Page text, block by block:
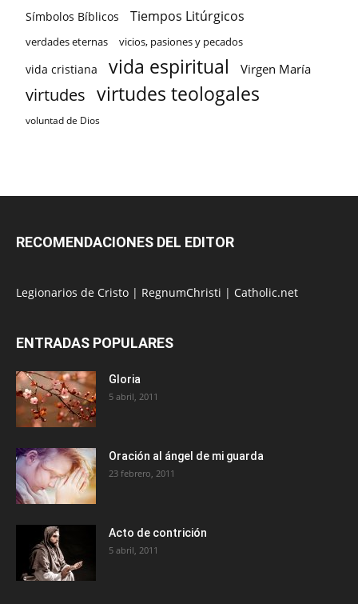
Símbolos Bíblicos Tiempos Litúrgicos
verdades eternas vicios, pasiones y pecados
vida cristiana vida espiritual Virgen María
virtudes virtudes teologales
voluntad de Dios
RECOMENDACIONES DEL EDITOR
Legionarios de Cristo | RegnumChristi | Catholic.net
ENTRADAS POPULARES
Gloria
5 abril, 2011
Oración al ángel de mi guarda
23 febrero, 2011
Acto de contrición
5 abril, 2011